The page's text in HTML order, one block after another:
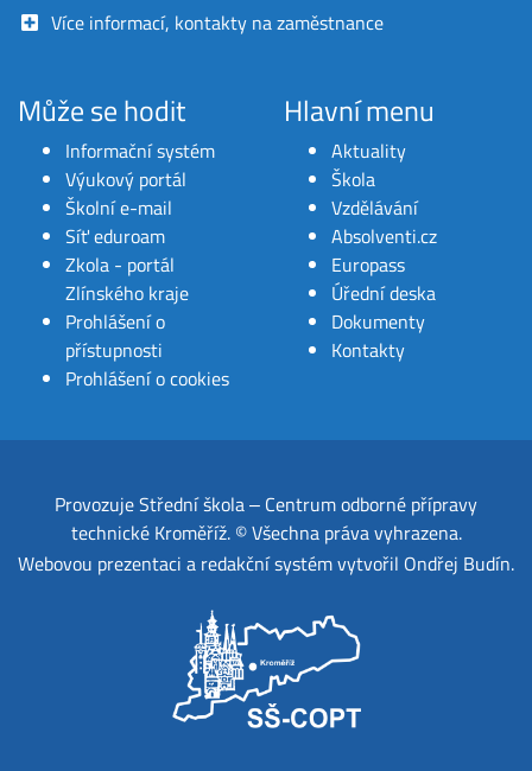
Více informací, kontakty na zaměstnance
Může se hodit
Informační systém
Výukový portál
Školní e-mail
Síť eduroam
Zkola - portál
Zlínského kraje
Prohlášení o
přístupnosti
Prohlášení o cookies
Hlavní menu
Aktuality
Škola
Vzdělávání
Absolventi.cz
Europass
Úřední deska
Dokumenty
Kontakty
ProvozujeStřední škola ‒ Centrum odborné přípravy
technické Kroměříž. © Všechna práva vyhrazena.
Webovou prezentaci a redakční systémvytvořil Ondřej Budín.